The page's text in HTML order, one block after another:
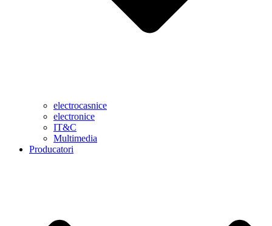
electrocasnice
electronice
IT&C
Multimedia
Producatori